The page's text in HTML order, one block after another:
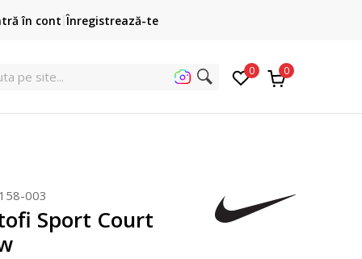
Cumpără acum, plateste mai târziu
3 rate fără dobândă fără card de credit cu Klarna
în cont Înregistrează-te
pe 0 0
003
Sport Court